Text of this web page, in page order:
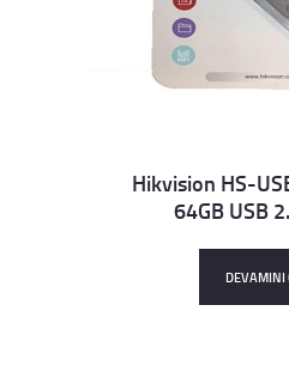
Details
Hikvision HS-
64GB USB
DEVAMINI